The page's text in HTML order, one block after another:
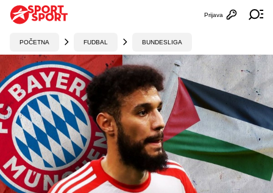
Otvori
Prijava
POČETNA FUDBAL BUNDESLIGA